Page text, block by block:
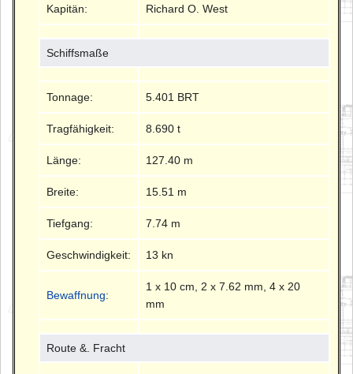
Kapitän: Richard O. West
Schiffsmaße
Tonnage: 5.401 BRT
Tragfähigkeit: 8.690 t
Länge: 127.40 m
Breite: 15.51 m
Tiefgang: 7.74 m
Geschwindigkeit: 13 kn
Bewaffnung:
1 x 10 cm, 2 x 7.62 mm, 4 x 20
mm
Route &. Fracht